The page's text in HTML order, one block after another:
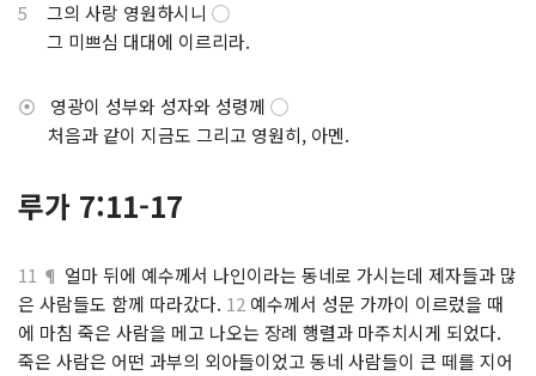
5 그의 사랑 영원하시니 ◯
그 미쁘심 대대에 이르리라.
⦿ 영광이 성부와 성자와 성령께 ◯
처음과 같이 지금도 그리고 영원히, 아멘.
루가 7:11-17
11 ¶ 얼마 뒤에 예수께서 나인이라는 동네로 가시는데 제자들과 많
은 사람들도 함께 따라갔다. 12 예수께서 성문 가까이 이르렀을 때
에 마침 죽은 사람을 메고 나오는 장례 행렬과 마주치시게 되었다.
죽은 사람은 어떤 과부의 외아들이었고 동네 사람들이 큰 떼를 지어